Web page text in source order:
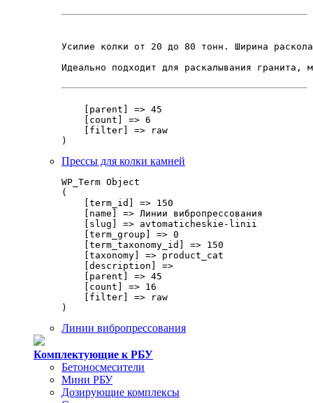
Усилие колки от 20 до 80 тонн. Ширина
Идеально подходит для раскалывания гранита,
    [parent] => 45
    [count] => 6
    [filter] => raw
Прессы для колки камней
WP_Term Object
(
    [term_id] => 150
    [name] => Линии вибропрессования
    [slug] => avtomaticheskie-linii
    [term_group] => 0
    [term_taxonomy_id] => 150
    [taxonomy] => product_cat
    [description] =>
    [parent] => 45
    [count] => 16
    [filter] => raw
Линии вибропрессования
Комплектующие к РБУ
Бетоносмесители
Мини РБУ
Дозирующие комплексы